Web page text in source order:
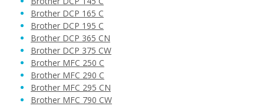
Brother DCP 165 C
Brother DCP 195 C
Brother DCP 365 CN
Brother DCP 375 CW
Brother MFC 250 C
Brother MFC 290 C
Brother MFC 295 CN
Brother MFC 790 CW